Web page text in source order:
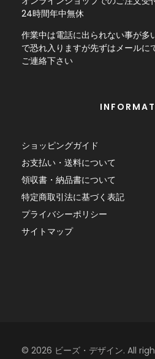
24時間年中無休
作業中は電話に出られない事が多
で恐れ入りますが先ずはメールに
ご連絡下さい
ショッピングガイド
お支払い・送料について
領収書・納品書について
特定商取引法に基づく表記
プライバシーポリシー
サイトマップ
© 2026 ビーズ・デザイン. All